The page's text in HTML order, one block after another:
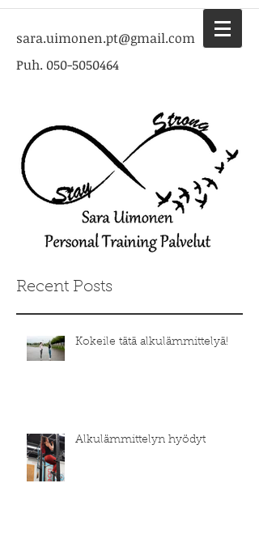
sara.uimonen.pt@gmail.com
Puh. 050-5050464
Recent Posts
Kokeile tätä alkulämmittelyä!
Alkulämmittelyn hyödyt